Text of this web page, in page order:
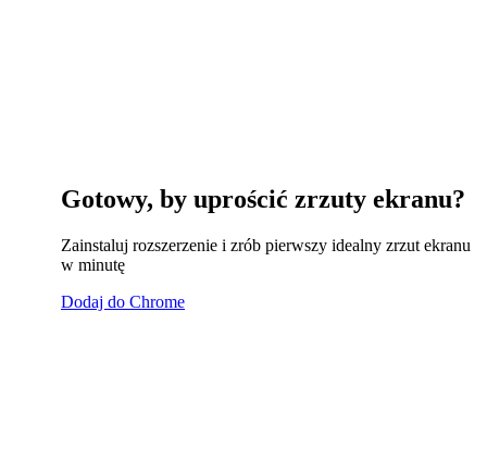
Gotowy, by uprościć zrzuty ekranu?
Zainstaluj rozszerzenie i zrób pierwszy idealny zrzut ekranu
w minutę
Dodaj do Chrome